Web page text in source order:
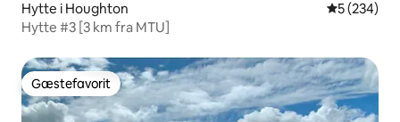
Hytte i Houghton 5 ud af 5 i
5 (234)
Hytte #3 [3 km fra MTU]
Gæstefavorit
Gæstefavorit